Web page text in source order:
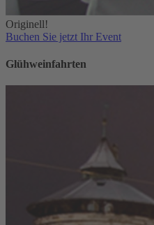
Originell!
Buchen Sie jetzt Ihr Event
Glühweinfahrten